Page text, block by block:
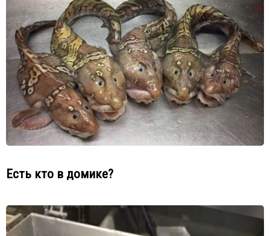
Есть кто в домике?